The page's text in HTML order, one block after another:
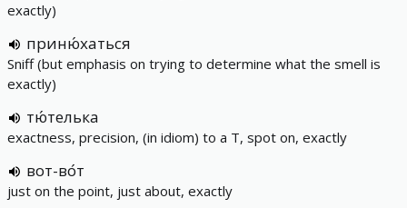
exactly)
приню́хаться
Sniff (but emphasis on trying to determine what the smell is
exactly)
тю́телька
exactness, precision, (in idiom) to a T, spot on, exactly
вот-во́т
just on the point, just about, exactly